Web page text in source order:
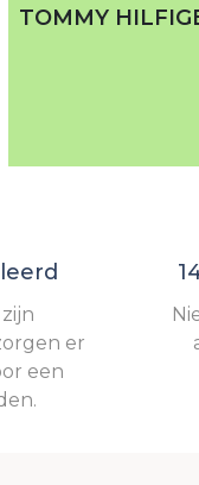
TOMMY
er
een